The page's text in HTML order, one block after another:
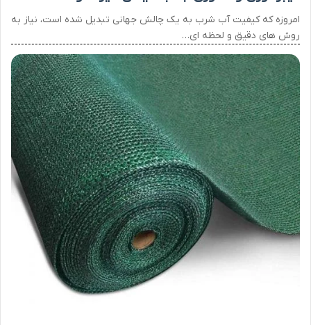
امروزه که کیفیت آب شرب به یک چالش جهانی تبدیل شده است، نیاز به
روش های دقیق و لحظه ای…